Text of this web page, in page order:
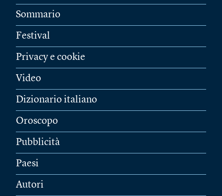
Sommario
Festival
Privacy e cookie
Video
Dizionario italiano
Oroscopo
Pubblicità
Paesi
Autori